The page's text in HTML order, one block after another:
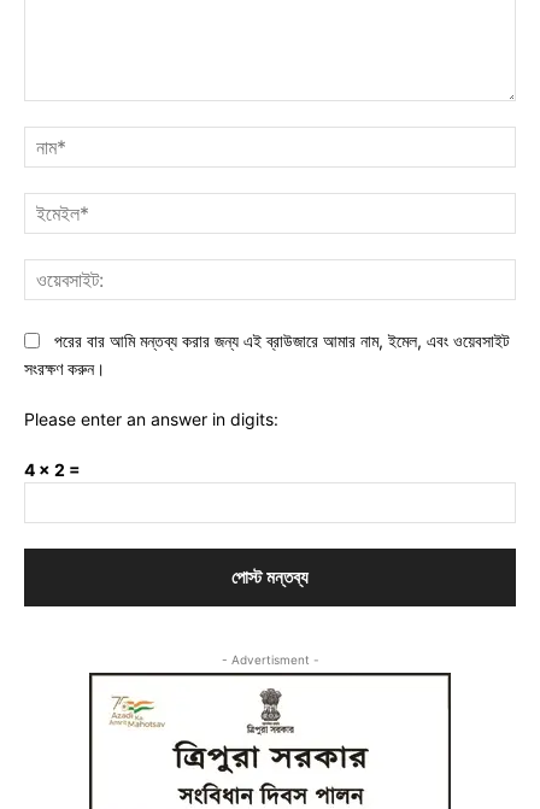
পরের বার আমি মন্তব্য করার জন্য এই ব্রাউজারে আমার নাম, ইমেল, এবং ওয়েবসাইট
সংরক্ষণ করুন।
Please enter an answer in digits:
4 × 2 =
- Advertisment -